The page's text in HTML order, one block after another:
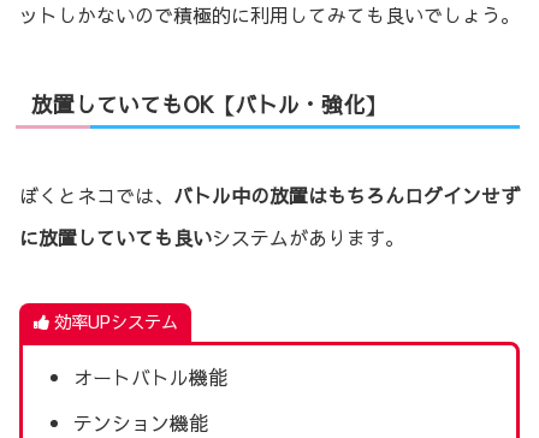
ットしかないので積極的に利用してみても良いでしょう。
放置していてもOK【バトル・強化】
ぼくとネコでは、 バトル中の放置はもちろんログインせず
に放置していても良いシステムがあります。
効率UPシステム
オートバトル機能
テンション機能